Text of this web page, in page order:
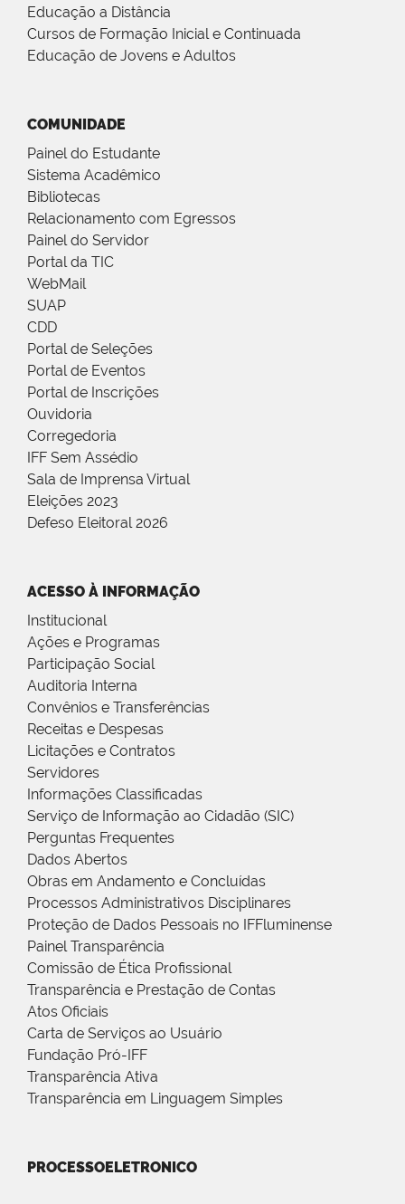
Educação a Distância
Cursos de Formação Inicial e Continuada
Educação de Jovens e Adultos
COMUNIDADE
Painel do Estudante
Sistema Acadêmico
Bibliotecas
Relacionamento com Egressos
Painel do Servidor
Portal da TIC
WebMail
SUAP
CDD
Portal de Seleções
Portal de Eventos
Portal de Inscrições
Ouvidoria
Corregedoria
IFF Sem Assédio
Sala de Imprensa Virtual
Eleições 2023
Defeso Eleitoral 2026
ACESSO À INFORMAÇÃO
Institucional
Ações e Programas
Participação Social
Auditoria Interna
Convênios e Transferências
Receitas e Despesas
Licitações e Contratos
Servidores
Informações Classificadas
Serviço de Informação ao Cidadão (SIC)
Perguntas Frequentes
Dados Abertos
Obras em Andamento e Concluídas
Processos Administrativos Disciplinares
Proteção de Dados Pessoais no IFFluminense
Painel Transparência
Comissão de Ética Profissional
Transparência e Prestação de Contas
Atos Oficiais
Carta de Serviços ao Usuário
Fundação Pró-IFF
Transparência Ativa
Transparência em Linguagem Simples
PROCESSOELETRONICO